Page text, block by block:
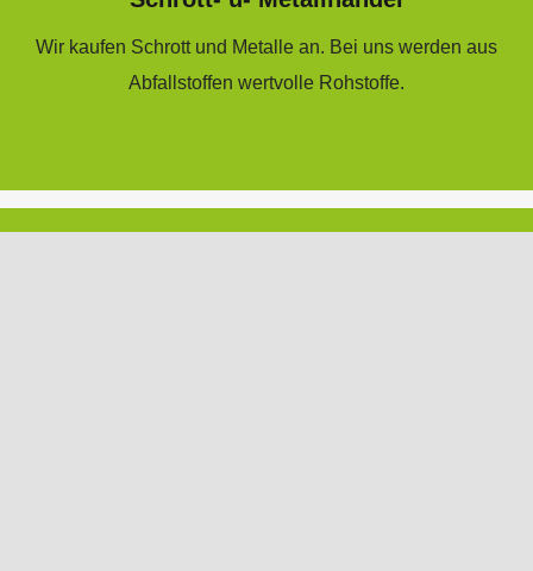
Wir kaufen Schrott und Metalle an. Bei uns werden aus
Abfallstoffen wertvolle Rohstoffe.